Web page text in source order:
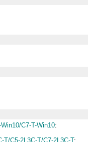
C7-T-Win10:
T/C5-2L3C-T/C7-2L3C-T: